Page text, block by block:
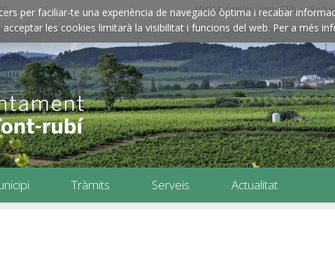
per faciliar-te una experiència de navegació òptima i recabar
acceptar les cookies limitarà la visibilitat i funcions del web. Per a més
ZOOM: Amplieu amb CTRL+ /
Tràmits Serveis Actualitat